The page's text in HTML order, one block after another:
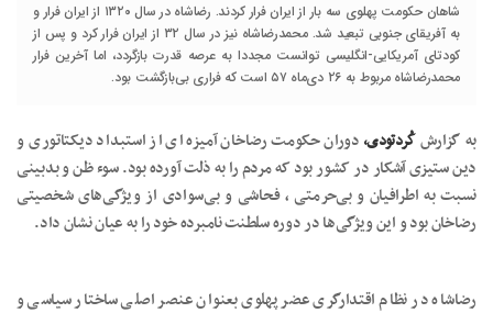
شاهان حکومت پهلوی سه بار از ایران فرار کردند. رضاشاه در سال ۱۳۲۰ از ایران فرار و
به آفریقای جنوبی تبعید شد. محمدرضاشاه نیز در سال ۳۲ از ایران فرار کرد و پس از
کودتای آمریکایی-انگلیسی توانست مجددا به عرصه قدرت بازگردد، اما آخرین فرار
محمدرضاشاه مربوط به ۲۶ دی‌ماه ۵۷ است که فراری بی‌بازگشت بود.
به گزارشکُردتودی، دوران حکومت رضاخان آمیزه ای از استبداد دیکتاتوری و
دین ستیزی آشکار در کشور بود که مردم را به ذلت آورده بود. سوء ظن و بدبینی
نسبت به اطرافیان و بی‌حرمتی ، فحاشی و بی‌سوادی از ویژگی‌های شخصیتی
رضاخان بود و این ویژگی‌ها در دوره سلطنت نامبرده خود را به عیان نشان داد.
رضاشاه در نظام اقتدارگری عضر پهلوی بعنوان عنصر اصلی ساختار سیاسی و